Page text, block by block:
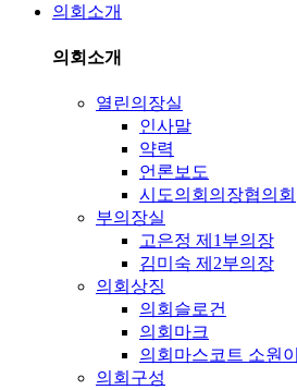
의회소개
의회소개
열린의장실
인사말
약력
언론보도
시도의회의장협의회
부의장실
고은정 제1부의장
김미숙 제2부의장
의회상징
의회슬로건
의회마크
의회마스코트 소원이
의회구성